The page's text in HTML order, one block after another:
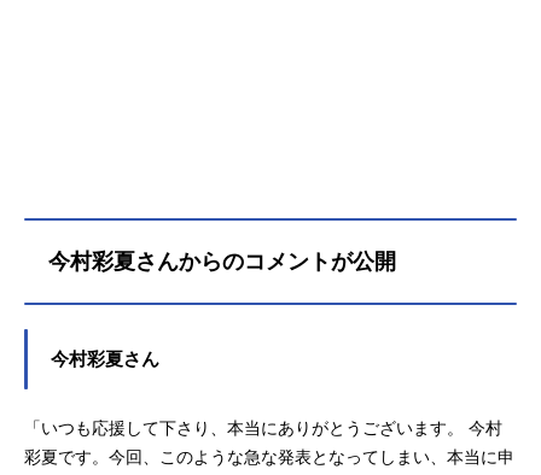
今村彩夏さんからのコメントが公開
今村彩夏さん
「いつも応援して下さり、本当にありがとうございます。 今村
彩夏です。今回、このような急な発表となってしまい、本当に申